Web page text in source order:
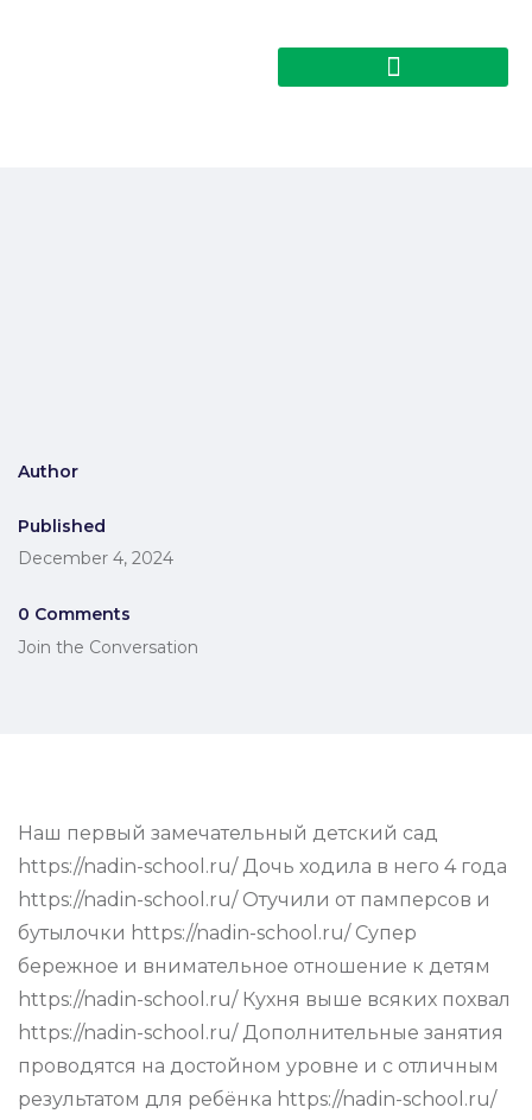
Author
Published
December 4, 2024
0 Comments
Join the Conversation
Наш первый замечательный детский сад
https://nadin-school.ru/ Дочь ходила в него 4 года
https://nadin-school.ru/ Отучили от памперсов и
бутылочки https://nadin-school.ru/ Супер
бережное и внимательное отношение к детям
https://nadin-school.ru/ Кухня выше всяких похвал
https://nadin-school.ru/ Дополнительные занятия
проводятся на достойном уровне и с отличным
результатом для ребёнка https://nadin-school.ru/